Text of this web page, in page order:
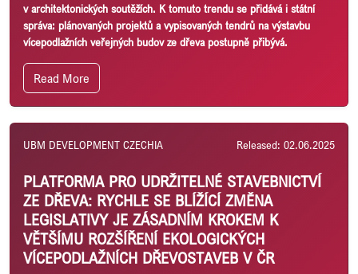
v architektonických soutěžích. K tomuto trendu se přidává i státní
správa: plánovaných projektů a vypisovaných tendrů na výstavbu
vícepodlažních veřejných budov ze dřeva postupně přibývá.
Read More
UBM DEVELOPMENT CZECHIA Released: 02.06.2025
PLATFORMA PRO UDRŽITELNÉ STAVEBNICTVÍ
ZE DŘEVA: RYCHLE SE BLÍŽÍCÍ ZMĚNA
LEGISLATIVY JE ZÁSADNÍM KROKEM K
VĚTŠÍMU ROZŠÍŘENÍ EKOLOGICKÝCH
VÍCEPODLAŽNÍCH DŘEVOSTAVEB V ČR